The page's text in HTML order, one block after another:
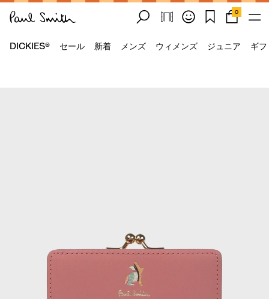
0
DICKIES® セール 新着 メンズ ウィメンズ ジュニア ギ